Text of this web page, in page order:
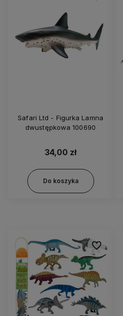
Safari Ltd - Figurka Lamna
dwustępkowa 100690
34,00 zł
Do koszyka
Do